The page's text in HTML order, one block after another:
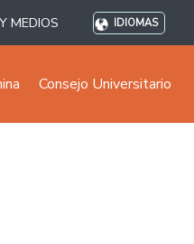
MEDIOS IDIOMAS
Consejo Universitario